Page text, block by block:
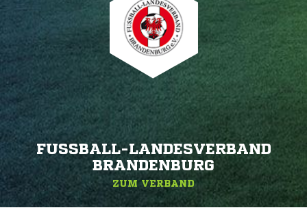
FUSSBALL-LANDESVERBAND B
RANDENBURG
ZUM VERBAND